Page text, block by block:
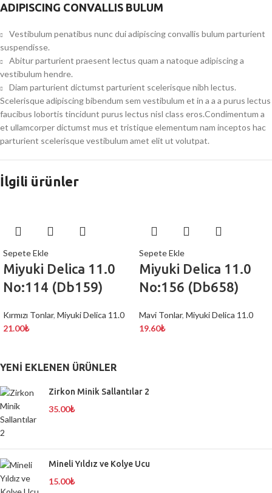
ADIPISCING CONVALLIS BULUM
Vestibulum penatibus nunc dui adipiscing convallis bulum parturient
suspendisse.
Abitur parturient praesent lectus quam a natoque adipiscing a
vestibulum hendre.
Diam parturient dictumst parturient scelerisque nibh lectus.
Scelerisque adipiscing bibendum sem vestibulum et in a a a purus lectus
faucibus lobortis tincidunt purus lectus nisl class eros.Condimentum a
et ullamcorper dictumst mus et tristique elementum nam inceptos hac
parturient scelerisque vestibulum amet elit ut volutpat.
İlgili ürünler
Sepete Ekle
Miyuki Delica 11.0
No:114 (Db159)
Kırmızı Tonlar, Miyuki Delica 11.0
21.00₺
Sepete Ekle
Miyuki Delica 11.0
No:156 (Db658)
Mavi Tonlar, Miyuki Delica 11.0
19.60₺
YENI EKLENEN ÜRÜNLER
Zirkon Minik Sallantılar 2
35.00₺
Mineli Yıldız ve Kolye Ucu
15.00₺